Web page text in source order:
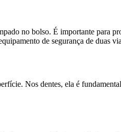
no bolso. É importante para
de segurança de duas
Nos dentes, ela é